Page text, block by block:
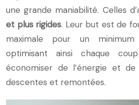
une grande maniabilité. Celles
et plus rigides. Leur but est de
maximale pour un
optimisant ainsi chaque
économiser de l’énergie et de
descentes et remontées.